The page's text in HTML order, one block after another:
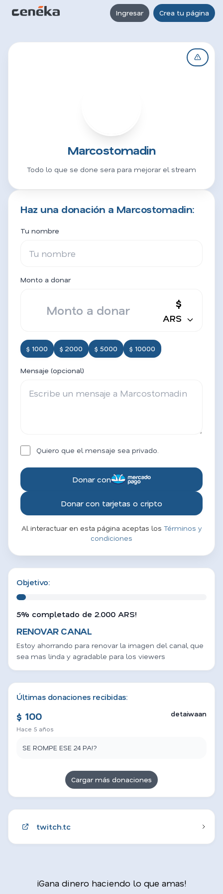
Ingresar Crea tu página
Marcostomadin
Todo lo que se done sera para mejorar el stream
Haz una donación a Marcostomadin:
Tu nombre
Monto a donar
$
ARS
$ 1000 $ 2000 $ 5000 $ 10000
Mensaje (opcional)
Quiero que el mensaje sea privado.
Donar con
Donar con tarjetas o cripto
Al interactuar en esta página aceptas los Términos y
condiciones
Objetivo:
5% completado de 2.000 ARS!
RENOVAR CANAL
Estoy ahorrando para renovar la imagen del canal, que
sea mas linda y agradable para los viewers
Últimas donaciones recibidas:
$ 100
Hace 5 años
detaiwaan
SE ROMPE ESE 24 PA!?
Cargar más donaciones
twitch.tc
¡Gana dinero haciendo lo que amas!